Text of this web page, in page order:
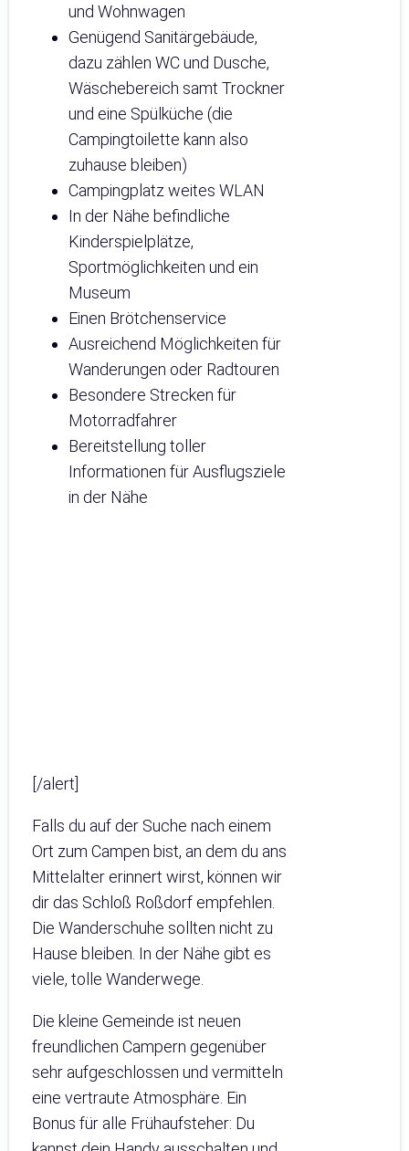
und Wohnwagen
Genügend Sanitärgebäude,
dazu zählen WC und Dusche,
Wäschebereich samt Trockner
und eine Spülküche (die
Campingtoilette kann also
zuhause bleiben)
Campingplatz weites WLAN
In der Nähe befindliche
Kinderspielplätze,
Sportmöglichkeiten und ein
Museum
Einen Brötchenservice
Ausreichend Möglichkeiten für
Wanderungen oder Radtouren
Besondere Strecken für
Motorradfahrer
Bereitstellung toller
Informationen für Ausflugsziele
in der Nähe
[/alert]
Falls du auf der Suche nach einem
Ort zum Campen bist, an dem du ans
Mittelalter erinnert wirst, können wir
dir das Schloß Roßdorf empfehlen.
Die Wanderschuhe sollten nicht zu
Hause bleiben. In der Nähe gibt es
viele, tolle Wanderwege.
Die kleine Gemeinde ist neuen
freundlichen Campern gegenüber
sehr aufgeschlossen und vermitteln
eine vertraute Atmosphäre. Ein
Bonus für alle Frühaufsteher: Du